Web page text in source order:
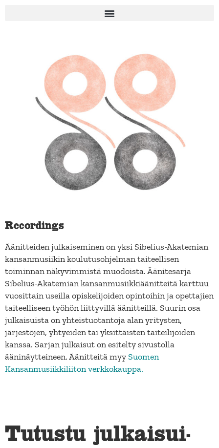
Recordings
Äänitteiden julkaiseminen on yksi Sibelius-Akatemian
kansanmusiikin koulutusohjelman taiteellisen
toiminnan näkyvimmistä muodoista. Äänitesarja
Sibelius-Akatemian kansanmusiikkiäänitteitä karttuu
vuosittain useilla opiskelijoiden opintoihin ja opettajien
taiteelliseen työhön liittyvillä äänitteillä. Suurin osa
julkaisuista on yhteistuotantoja alan yritysten,
järjestöjen, yhtyeiden tai yksittäisten taiteilijoiden
kanssa. Sarjan julkaisut on esitelty sivustolla
ääninäytteineen. Äänitteitä myy Suomen
Kansanmusiikkiliiton verkkokauppa.
Tutustu julkaisui­